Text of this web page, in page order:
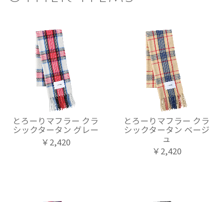
とろーりマフラー クラ
シックタータン グレー
￥2,420
とろーりマフラー クラ
シックタータン ベージ
ュ
￥2,420